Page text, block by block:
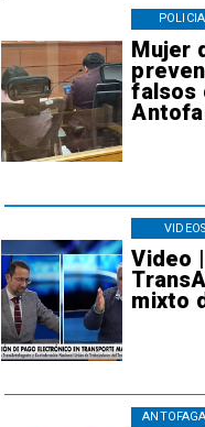
Mujer
falsos
Video
mixto
VIDEOS